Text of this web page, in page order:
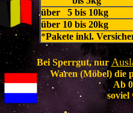
über 5 bis 10kg
über 10 bis 20kg
*Pakete inkl.
Bei Sperrgut,nur
Waren (Möbel) die
Ab
soviel